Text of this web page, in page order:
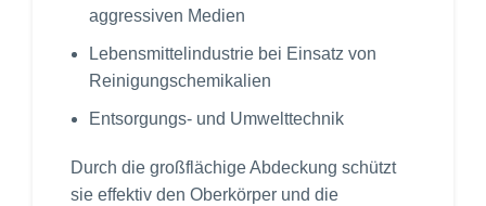
aggressiven Medien
Lebensmittelindustrie bei Einsatz von
Reinigungschemikalien
Entsorgungs- und Umwelttechnik
Durch die großflächige Abdeckung schützt
sie effektiv den Oberkörper und die